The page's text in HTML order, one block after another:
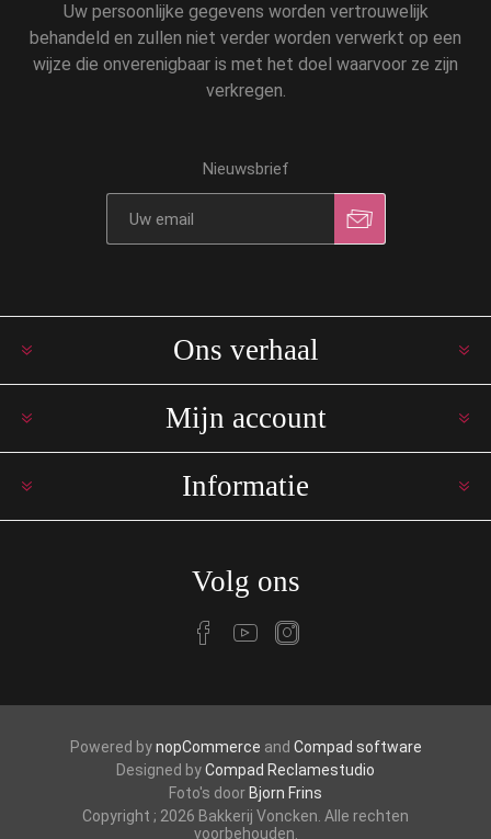
Uw persoonlijke gegevens worden vertrouwelijk
behandeld en zullen niet verder worden verwerkt op een
wijze die onverenigbaar is met het doel waarvoor ze zijn
verkregen.
Nieuwsbrief
Ons verhaal
Mijn account
Informatie
Volg ons
Powered bynopCommerce and Compad software
Designed byCompad Reclamestudio
Foto's door Bjorn Frins
Copyright ; 2026 Bakkerij Voncken. Alle rechten
voorbehouden.